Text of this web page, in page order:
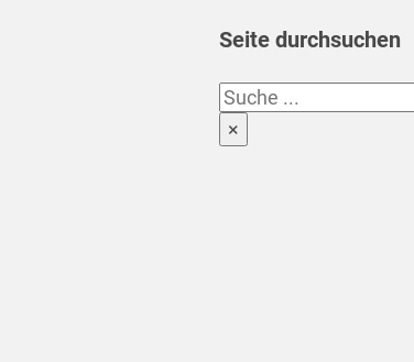
Seite durchsuchen
Suchen
×